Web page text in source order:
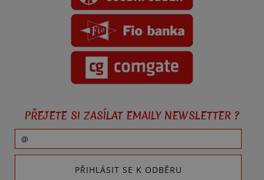
PŘEJETE SI ZASÍLAT EMAILY NEWSLETTER ?